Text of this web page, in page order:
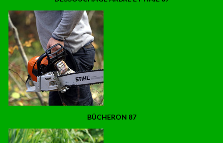
BÛCHERON 87